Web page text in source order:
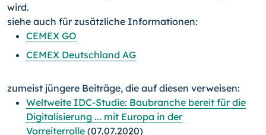
wird.
siehe auch für zusätzliche Informationen:
CEMEX GO
CEMEX Deutschland AG
zumeist jüngere Beiträge, die auf diesen verweisen:
Weltweite IDC-Studie: Baubranche bereit für die
Digitalisierung ... mit Europa in der
Vorreiterrolle (07.07.2020)